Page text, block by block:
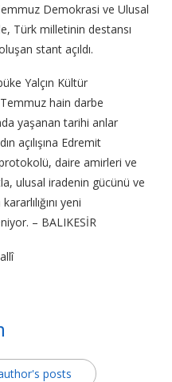
Demokrasi ve Ulusal
Türk milletinin destansı
stant açıldı.
Yalçın Kültür
hain darbe
yaşanan tarihi anlar
açılışına Edremit
daire amirleri ve
ulusal iradenin gücünü ve
yeni
– BALIKESİR
posts